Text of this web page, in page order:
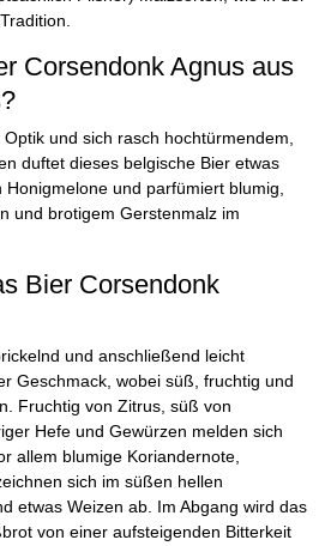
Corsendonk Agnus aus
und sich rasch hochtürmendem,
duftet dieses belgische Bier etwas
Honigmelone und parfümiert blumig,
und brotigem Gerstenmalz im
Bier Corsendonk
und anschließend leicht
Geschmack, wobei süß, fruchtig und
Fruchtig von Zitrus, süß von
Hefe und Gewürzen melden sich
allem blumige Koriandernote,
sich im süßen hellen
etwas Weizen ab. Im Abgang wird das
von einer aufsteigenden Bitterkeit